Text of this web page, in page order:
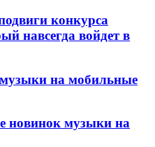
конкурса
навсегда войдет в
на мобильные
новинок музыки на